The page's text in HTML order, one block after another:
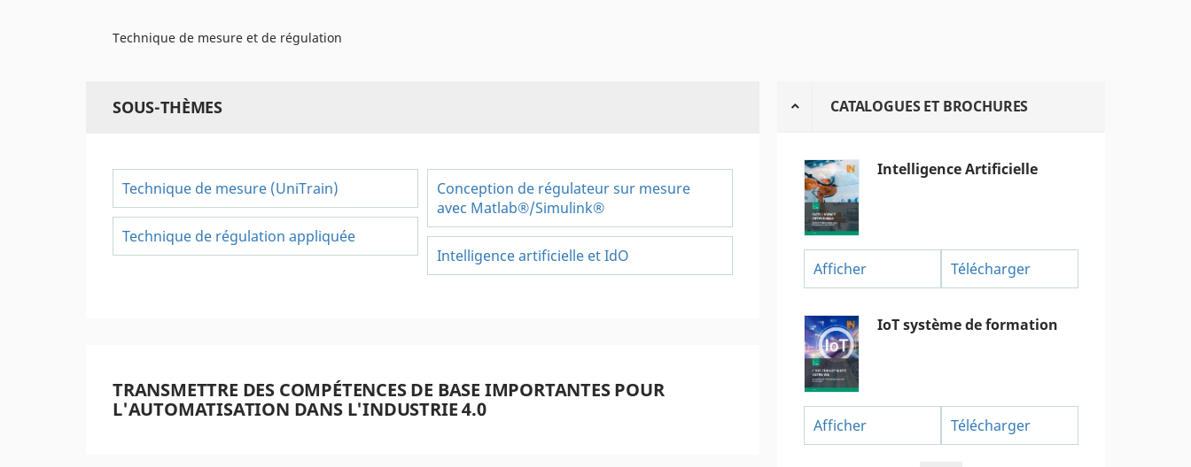
Technique de mesure et de régulation
SOUS-THÈMES
Technique de mesure (UniTrain)
Technique de régulation appliquée
Conception de régulateur sur mesure
avec Matlab®/Simulink®
Intelligence artificielle et IdO
TRANSMETTRE DES COMPÉTENCES DE BASE IMPORTANTES POUR
L'AUTOMATISATION DANS L'INDUSTRIE 4.0
CATALOGUES ET BROCHURES
Intelligence Artificielle
Afficher Télécharger
IoT système de formation
Afficher Télécharger